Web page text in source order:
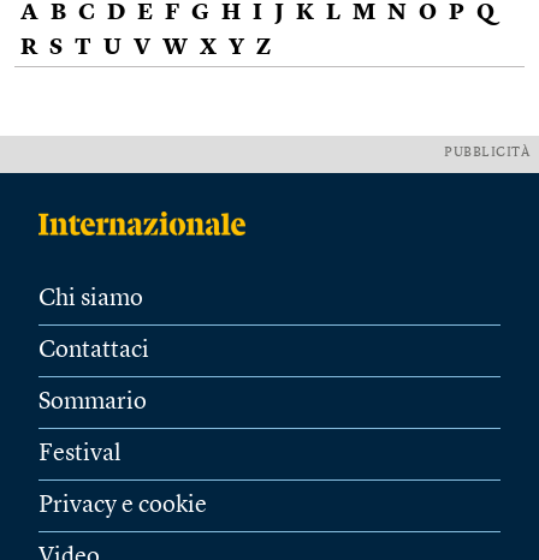
A B C D E F G H I J K L M N O P Q
R S T U V W X Y Z
PUBBLICITÀ
Chi siamo
Contattaci
Sommario
Festival
Privacy e cookie